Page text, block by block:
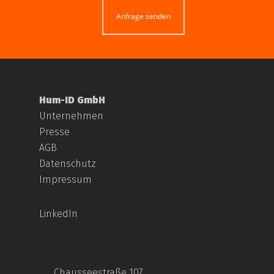
Anfrage senden
Hum-ID GmbH
Unternehmen
Presse
AGB
Datenschutz
Impressum
LinkedIn